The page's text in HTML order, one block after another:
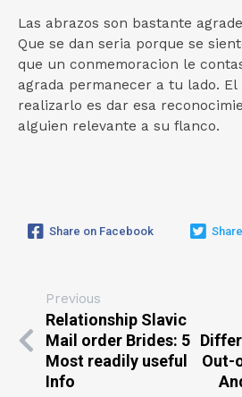
Las abrazos son bastante
Que se dan seri­a porque se
que un conmemoracion le
agrada permanecer a tu lado. El
realizarlo es dar esa
alguien relevante a su flanco.
Share on Facebook
Previous
Relationship Slavic
Mail order Brides: 5
Most readily useful
Info
Out-